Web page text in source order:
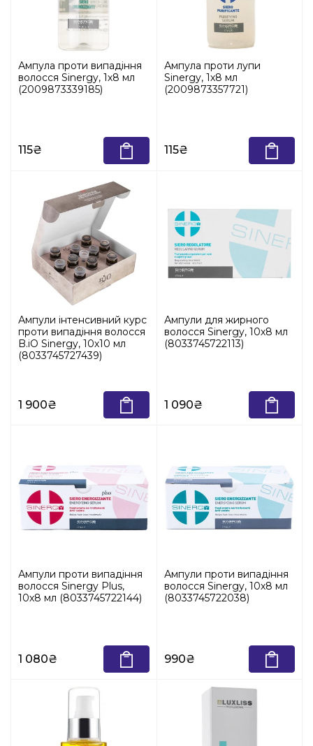
Ампула проти випадіння
волосся Sinergy, 1х8 мл
(2009873339185)
115₴
Ампула проти лупи
Sinergy, 1х8 мл
(2009873357721)
115₴
Ампули інтенсивний курс
проти випадіння волосся
B.iO Sinergy, 10х10 мл
(8033745727439)
1 900₴
Ампули для жирного
волосся Sinergy, 10х8 мл
(8033745722113)
1 090₴
Ампули проти випадіння
волосся Sinergy Plus,
10х8 мл (8033745722144)
1 080₴
Ампули проти випадіння
волосся Sinergy, 10х8 мл
(8033745722038)
990₴